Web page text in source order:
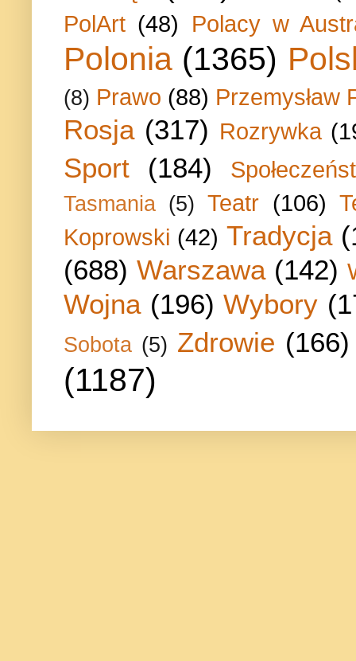
PolArt (48) Polacy w
Polonia (1365)
(8) Prawo (88) Przemysław
Rosja (317) Rozrywka
Sport (184)
Tasmania (5) Teatr (106)
Koprowski (42) Tradycja
(688) Warszawa (142)
Wojna (196) Wybory
Sobota (5) Zdrowie (166)
(1187)